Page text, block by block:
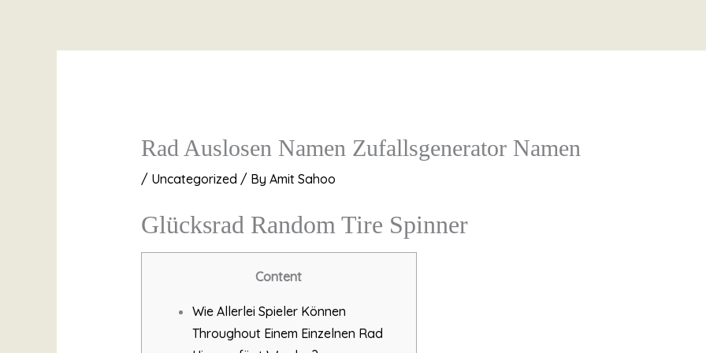
Rad Auslosen Namen Zufallsgenerator Namen
/ Uncategorized / By Amit Sahoo
Glücksrad Random Tire Spinner
Content
Wie Allerlei Spieler Können
Throughout Einem Einzelnen Rad